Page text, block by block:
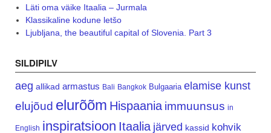
Läti oma väike Itaalia – Jurmala
Klassikaline kodune letšo
Ljubljana, the beautiful capital of Slovenia. Part 3
SILDIPILV
aeg allikad armastus Bali Bangkok Bulgaaria elamise kunst
elujõud elurõõm Hispaania immuunsus in
English inspiratsioon Itaalia järved kassid kohvik